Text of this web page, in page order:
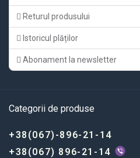
Returul produsului
Istoricul plăților
Abonament la newsletter
Categorii de produse
+38(067)-896-21-14
+38(067) 896-21-14